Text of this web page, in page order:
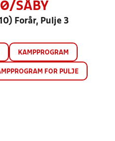
SÅBY
Forår, Pulje 3
KAMPPROGRAM
FOR PULJE